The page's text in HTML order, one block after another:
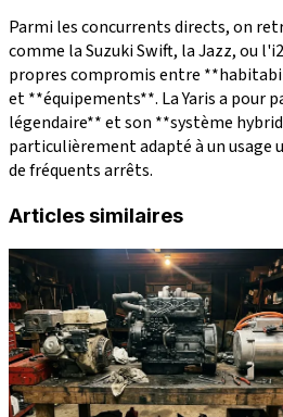
Parmi les concurrents directs, on
comme la Suzuki Swift, la Jazz, ou
propres compromis entre
et **équipements**. La Yaris a pour
légendaire** et son **système
particulièrement adapté à un
de fréquents arrêts.
Articles similaires